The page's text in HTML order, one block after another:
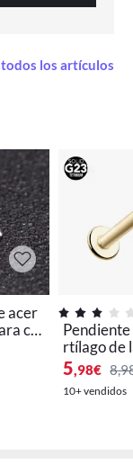
los artículos
acer
ca
pi
la
Pendiente
rtílago de
ercing
go, labret
ma cz,
5,98€
10+ vendidos